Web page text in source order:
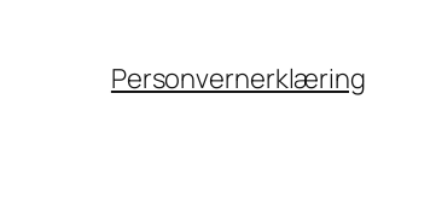
Personvernerklæring